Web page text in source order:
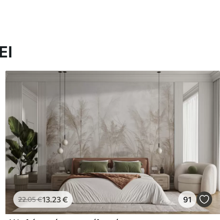
22.05€13.23€ 91